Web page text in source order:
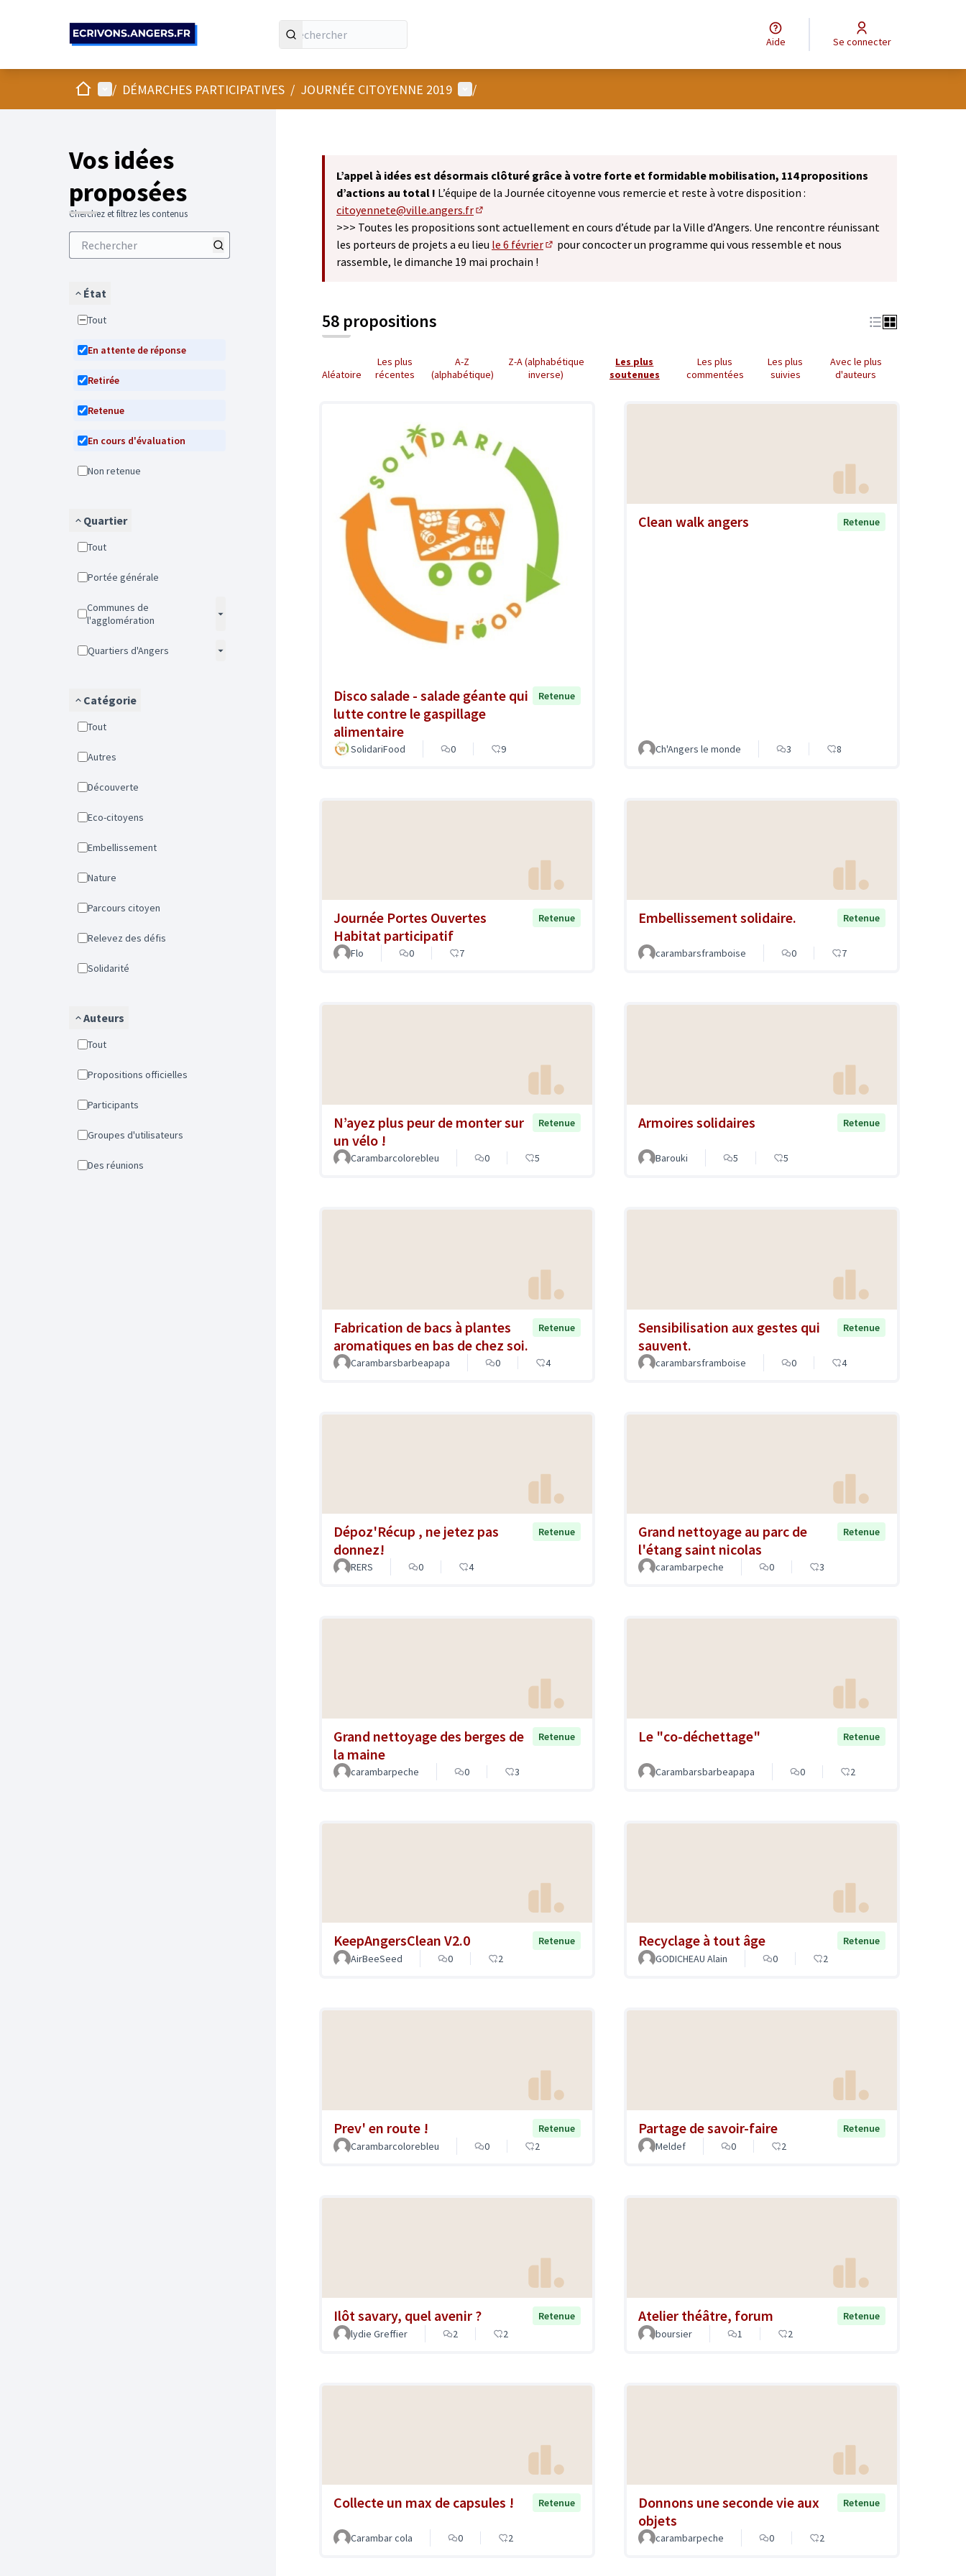
Aide Se connecter
AccueilMenu principal
/ DÉMARCHES PARTICIPATIVES / JOURNÉE CITOYENNE 2019 Menu utilisateur
/
Vos idées
proposées
Cherchez et filtrez les contenus
État
Tout
En attente de réponse
Retirée
Retenue
En cours d'évaluation
Non retenue
Quartier
Tout
Portée générale
Communes de
l'agglomération
Quartiers d'Angers
Catégorie
Tout
Autres
Découverte
Eco-citoyens
Embellissement
Nature
Parcours citoyen
Relevez des défis
Solidarité
Auteurs
Tout
Propositions officielles
Participants
Groupes d'utilisateurs
Des réunions
L’appel à idées est désormais clôturé grâce à votre forte et formidable mobilisation, 114 propositions
d’actions au total ! L’équipe de la Journée citoyenne vous remercie et reste à votre disposition :
citoyennete@ville.angers.fr
(S'ouvre dans un nouvel onglet)
>>> Toutes les propositions sont actuellement en cours d’étude par la Ville d’Angers. Une rencontre réunissant
les porteurs de projets a eu lieu le 6 février
pour concocter un programme qui vous ressemble et nous
rassemble, le dimanche 19 mai prochain !
58 propositions
Aléatoire
Les plus
récentes
A-Z
(alphabétique)
Z-A (alphabétique
inverse)
Les plus
soutenues
Les plus
commentées
Les plus
suivies
Avec le plus
d'auteurs
Disco salade - salade géante qui
lutte contre le gaspillage
alimentaire
Retenue
SolidariFood 0 9
Clean walk angers Retenue
Ch'Angers le monde 3 8
Journée Portes Ouvertes
Habitat participatif
Retenue
Flo 0 7
Embellissement solidaire. Retenue
carambarsframboise 0 7
N’ayez plus peur de monter sur
un vélo !
Retenue
Carambarcolorebleu 0 5
Armoires solidaires Retenue
Barouki 5 5
Fabrication de bacs à plantes
aromatiques en bas de chez soi.
Retenue
Carambarsbarbeapapa 0 4
Sensibilisation aux gestes qui
sauvent.
Retenue
carambarsframboise 0 4
Dépoz'Récup , ne jetez pas
donnez!
Retenue
RERS 0 4
Grand nettoyage au parc de
l'étang saint nicolas
Retenue
carambarpeche 0 3
Grand nettoyage des berges de
la maine
Retenue
carambarpeche 0 3
Le "co-déchettage" Retenue
Carambarsbarbeapapa 0 2
KeepAngersClean V2.0
Retenue
AirBeeSeed
0 2
Recyclage à tout âge
Retenue
GODICHEAU Alain
0 2
Prev' en route !
Retenue
Carambarcolorebleu
0 2
Partage de savoir-faire
Retenue
Meldef
0 2
Ilôt savary, quel avenir ?
Retenue
lydie Greffier
2 2
Atelier théâtre, forum
Retenue
boursier
1 2
Collecte un max de capsules ! Retenue
Carambar cola 0 2
Donnons une seconde vie aux
objets
Retenue
carambarpeche 0 2